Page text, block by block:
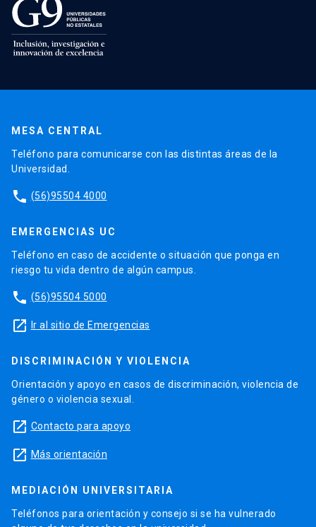
MESA CENTRAL
Teléfono para comunicarse con las distintas áreas de la
Universidad.
phone (56)95504 4000
EMERGENCIAS UC
Teléfono en caso de accidente o situación que ponga en
riesgo tu vida dentro de algún campus.
phone (56)95504 5000
launch Ir al sitio de Emergencias
DISCRIMINACIÓN Y VIOLENCIA
Orientación y apoyo en casos de discriminación, violencia de
género o violencia sexual.
launch Contacto para apoyo
launch Más orientación
MEDIACIÓN UNIVERSITARIA
Teléfonos para orientación y consejo si se ha vulnerado